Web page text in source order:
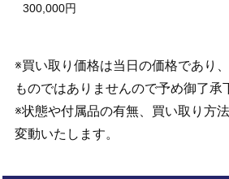
300,000円
※買い取り価格は当日の価格であり
ものではありませんので予め御了承
※状態や付属品の有無、買い取り方
変動いたします。